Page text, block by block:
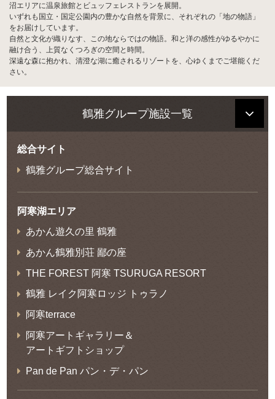
沼エリアに温泉旅館とビュッフェレストランを展開。
いずれも国立・国定公園内の豊かな自然を背景に、それぞれの「地の物語」
をお届けしています。
自然と文化が織りなす、この地ならではの物語。和と洋の感性がゆるやかに
融け合う、上質なくつろぎの空間と時間。
深遠な森に抱かれ、清澄な湖に癒されるリゾートを、心ゆくまでご堪能くだ
さい。
鶴雅グループ施設一覧
総合サイト
鶴雅グループ総合サイト
阿寒湖エリア
あかん遊久の里 鶴雅
あかん鶴雅別荘 鄙の座
THE FOREST 阿寒 TSURUGA RESORT
鶴雅 レイク阿寒ロッジ トゥラノ
阿寒terrace
阿寒アートギャラリー＆
アートギフトショップ
Pan de Pan パン・デ・パン